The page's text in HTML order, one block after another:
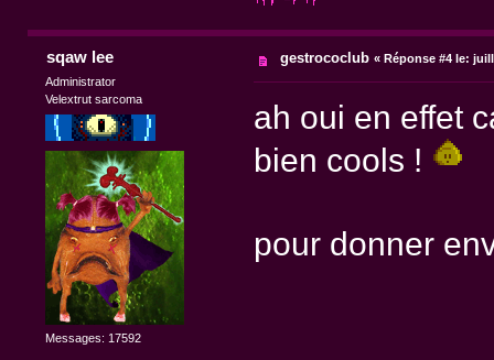
sqaw lee
Administrator
Velextrut sarcoma
Messages: 17592
gestrococlub «Réponse #4 le:
ah oui en effet
bien cools !
pour donner